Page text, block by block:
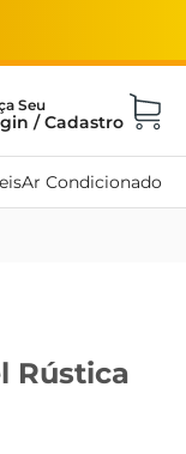
Ar Condicionado
Rústica